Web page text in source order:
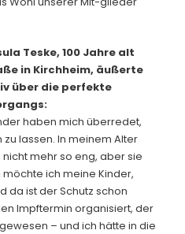
Teske, 100 Jahre alt
in Kirchheim, äußerte
über die perfekte
haben mich überredet,
lassen. In meinem Alter
mehr so eng, aber sie
ich meine Kinder,
da ist der Schutz schon
Impftermin organisiert, der
– und ich hätte in die